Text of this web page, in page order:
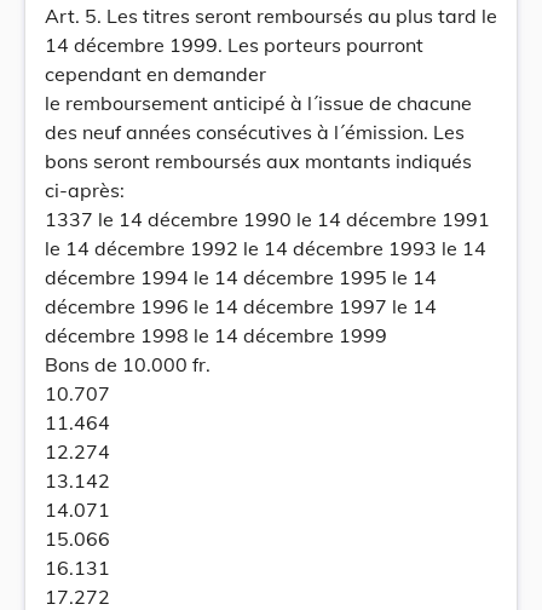
Art. 5. Les titres seront remboursés au plus tard le
14 décembre 1999. Les porteurs pourront
cependant en demander
le remboursement anticipé à l´issue de chacune
des neuf années consécutives à l´émission. Les
bons seront remboursés aux montants indiqués
ci-après:
1337 le 14 décembre 1990 le 14 décembre 1991
le 14 décembre 1992 le 14 décembre 1993 le 14
décembre 1994 le 14 décembre 1995 le 14
décembre 1996 le 14 décembre 1997 le 14
décembre 1998 le 14 décembre 1999
Bons de 10.000 fr.
10.707
11.464
12.274
13.142
14.071
15.066
16.131
17.272